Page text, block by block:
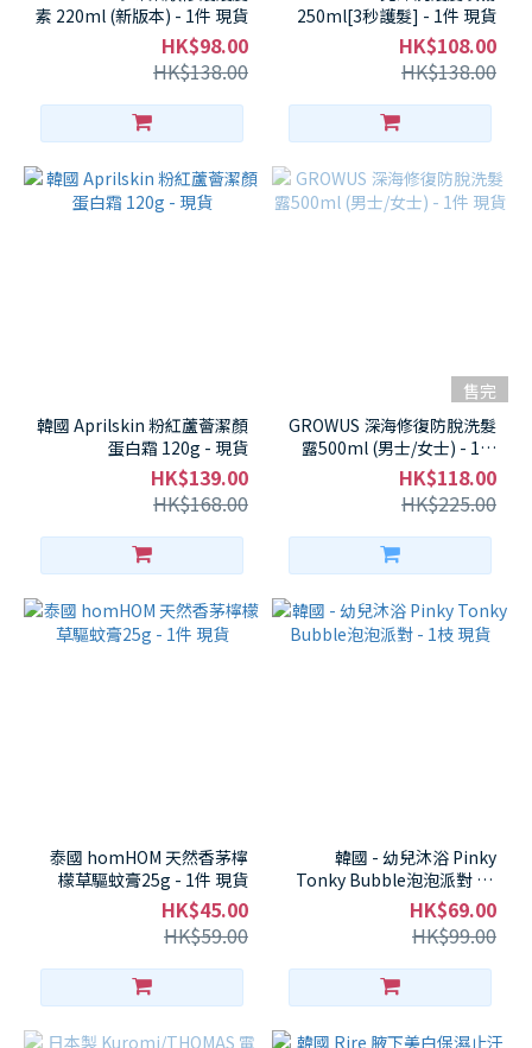
素 220ml (新版本) - 1件 現貨
HK$98.00
HK$138.00
250ml[3秒護髮] - 1件 現貨
HK$108.00
HK$138.00
韓國 Aprilskin 粉紅蘆薈潔顏
蛋白霜 120g - 現貨
HK$139.00
HK$168.00
售完
GROWUS 深海修復防脫洗髮
露500ml (男士/女士) - 1件
現貨
HK$118.00
HK$225.00
泰國 homHOM 天然香茅檸
檬草驅蚊膏25g - 1件 現貨
HK$45.00
HK$59.00
韓國 - 幼兒沐浴 Pinky
Tonky Bubble泡泡派對 - 1
枝 現貨
HK$69.00
HK$99.00